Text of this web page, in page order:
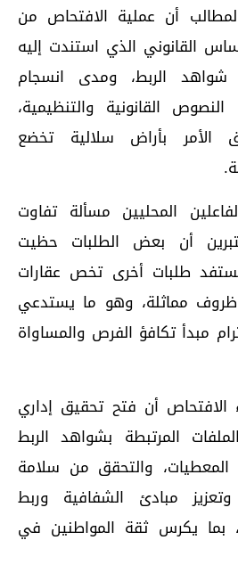
أن عملية الافتحاص من
القانوني الذي استندت إليه
الربط، ومدى انسجام
النصوص القانونية والتنظيمية،
الأمر بأراض سلالية تخضع
المحليين مسألة تفاوت
أن بعض الطلبات حظيت
تستفد طلبات أخرى تخص عقارات
مماثلة، وهو ما يستدعي
مبدأ تكافؤ الفرص والمساواة
الافتحاص أن فتح تحقيق إداري
المرتبطة بشواهد الربط
والتحقق من سلامة
وتعزيز مبادئ الشفافية وربط
بما يكرس ثقة المواطنين في